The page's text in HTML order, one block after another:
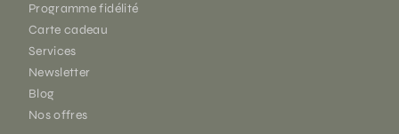
Programme fidélité
Carte cadeau
Services
Newsletter
Blog
Nos offres